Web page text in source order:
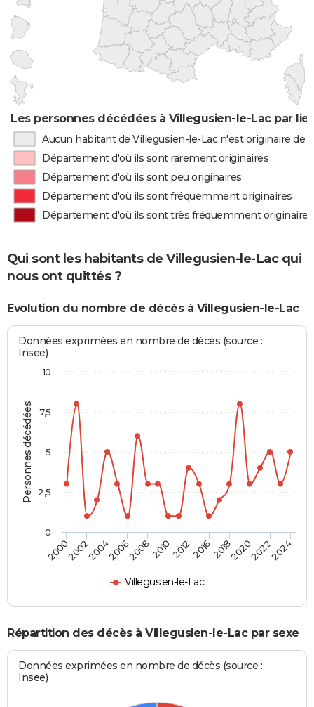
Les personnes décédées à Villegusien-le-Lac par
Aucun habitant de Villegusien-le-Lac n'est originaire de
Département d'où ils sont rarement originaires
Département d'où ils sont peu originaires
Département d'où ils sont fréquemment originaires
Département d'où ils sont très fréquemment originaires
Qui sont les habitants de Villegusien-le-Lac qui
nous ont quittés ?
Evolution du nombre de décès à Villegusien-le-Lac
Personnes décédées
Données exprimées en nombre de décès (source :
Insee)
Villegusien-le-Lac
200020022004200620082010201220162018202020222024
0
10
2,5
5
7,5
Répartition des décès à Villegusien-le-Lac par sexe
Données exprimées en nombre de décès (source :
Insee)